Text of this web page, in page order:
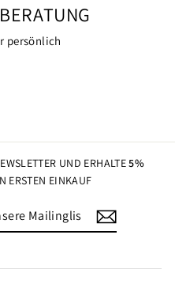
persönlich
UND ERHALTE5%
ERSTEN EINKAUF